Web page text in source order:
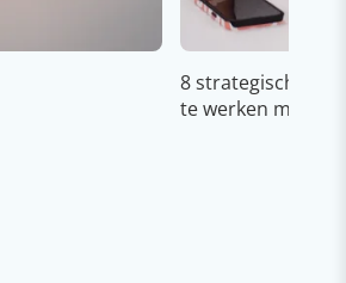
8 strategische
te werken met